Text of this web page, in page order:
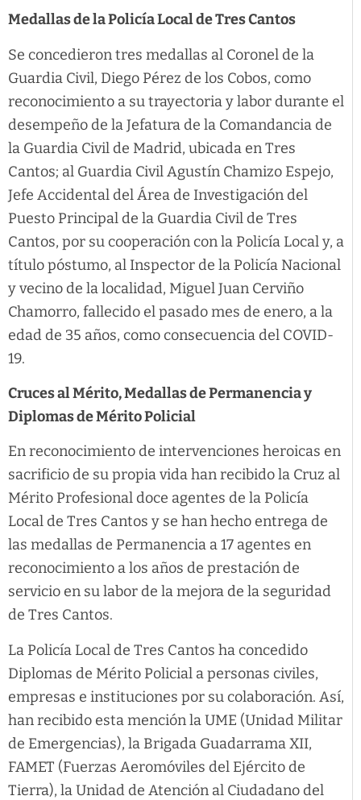
Medallas de la Policía Local de Tres Cantos
Se concedieron tres medallas al Coronel de la
Guardia Civil, Diego Pérez de los Cobos, como
reconocimiento a su trayectoria y labor durante el
desempeño de la Jefatura de la Comandancia de
la Guardia Civil de Madrid, ubicada en Tres
Cantos; al Guardia Civil Agustín Chamizo Espejo,
Jefe Accidental del Área de Investigación del
Puesto Principal de la Guardia Civil de Tres
Cantos, por su cooperación con la Policía Local y, a
título póstumo, al Inspector de la Policía Nacional
y vecino de la localidad, Miguel Juan Cerviño
Chamorro, fallecido el pasado mes de enero, a la
edad de 35 años, como consecuencia del COVID-
19.
Cruces al Mérito, Medallas de Permanencia y
Diplomas de Mérito Policial
En reconocimiento de intervenciones heroicas en
sacrificio de su propia vida han recibido la Cruz al
Mérito Profesional doce agentes de la Policía
Local de Tres Cantos y se han hecho entrega de
las medallas de Permanencia a 17 agentes en
reconocimiento a los años de prestación de
servicio en su labor de la mejora de la seguridad
de Tres Cantos.
La Policía Local de Tres Cantos ha concedido
Diplomas de Mérito Policial a personas civiles,
empresas e instituciones por su colaboración. Así,
han recibido esta mención la UME (Unidad Militar
de Emergencias), la Brigada Guadarrama XII,
FAMET (Fuerzas Aeromóviles del Ejército de
Tierra), la Unidad de Atención al Ciudadano del